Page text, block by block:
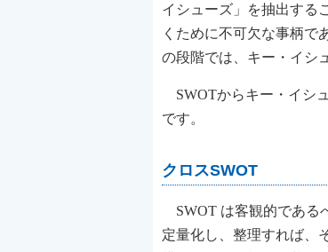
イシューズ」を抽出する
くために不可欠な事柄で
の段階では、キー・イシ
SWOTからキー・イシ
です。
クロスSWOT
SWOT は客観的である
定量化し、整理すれば、